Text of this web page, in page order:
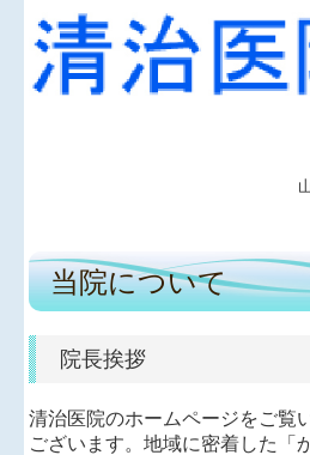
ホーム
地図、交通案内
自然エネルギーの有効活用
当院について
院長挨拶
清治医院のホームページをご覧
ございます。地域に密着した「